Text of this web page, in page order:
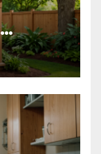
от